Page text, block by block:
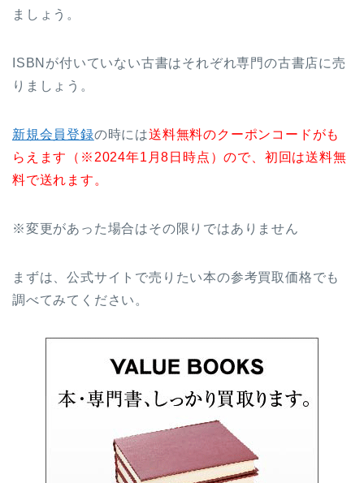
ましょう。
ISBNが付いていない古書はそれぞれ専門の古書店に売
りましょう。
新規会員登録の時には送料無料のクーポンコードがも
らえます（※2024年1月8日時点）ので、初回は送料無
料で送れます。
※変更があった場合はその限りではありません
まずは、公式サイトで売りたい本の参考買取価格でも
調べてみてください。